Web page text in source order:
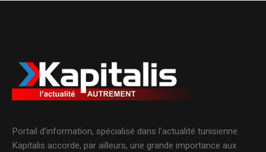
Portail d’information, spécialisé dans l’actualité tunisienne.
Kapitalis accorde, par ailleurs, une grande importance aux